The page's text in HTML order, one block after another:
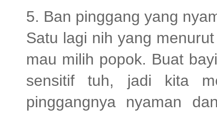
5. Ban pinggang yang
Satu lagi nih yang
mau milih popok. Buat
sensitif tuh, jadi kita
pinggangnya nyaman